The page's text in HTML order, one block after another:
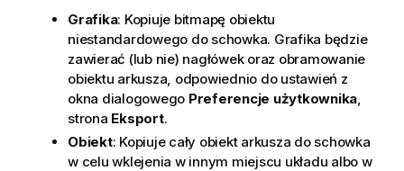
Grafika: Kopiuje bitmapę obiektu
niestandardowego do schowka. Grafika będzie
zawierać (lub nie) nagłówek oraz obramowanie
obiektu arkusza, odpowiednio do ustawień z
okna dialogowego Preferencje użytkownika
strona Eksport.
Obiekt: Kopiuje cały obiekt arkusza do schowka
w celu wklejenia w innym miejscu układu albo w